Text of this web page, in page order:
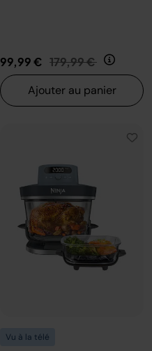
99,99 € Prix réduit de
179,99 € au
Ajouter au panier
Vu à la télé